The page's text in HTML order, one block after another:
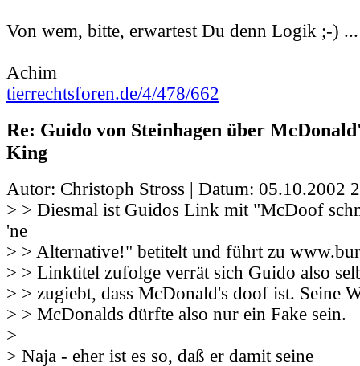
Von wem, bitte, erwartest Du denn Logik ;-) ...
Achim
tierrechtsforen.de/4/478/662
Re: Guido von Steinhagen über
King
Autor: Christoph Stross | Datum: 05.10.2002
> > Diesmal ist Guidos Link mit "McDoof
'ne
> > Alternative!" betitelt und führt zu
> > Linktitel zufolge verrät sich Guido also
> > zugiebt, dass McDonald's doof ist. Seine
> > McDonalds dürfte also nur ein Fake sein.
>
> Naja - eher ist es so, daß er damit seine